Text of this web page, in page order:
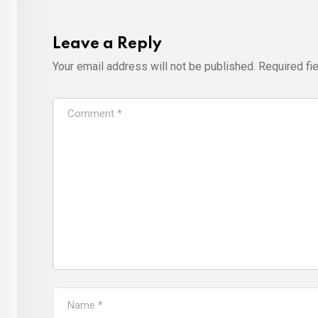
Leave a Reply
Your email address will not be published. Required